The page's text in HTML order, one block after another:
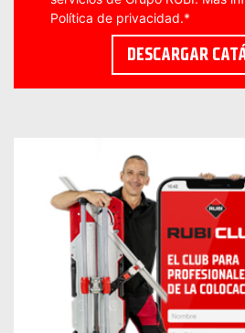
Política de privacidad.*